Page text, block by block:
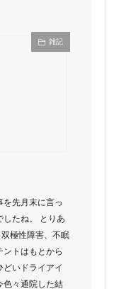
雑記
を先月末に言っ
したね。 とりあ
極性障害、不眠
ントはもとから
どいドライアイ
色々通院した結